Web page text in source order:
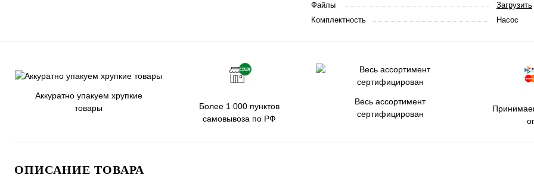
Файлы
Загрузить
Комплектность
Насос
Аккуратно упакуем хрупкие
товары
Более 1 000 пунктов
самовывоза по РФ
Весь ассортимент
сертифицирован
ОПИСАНИЕ ТОВАРА